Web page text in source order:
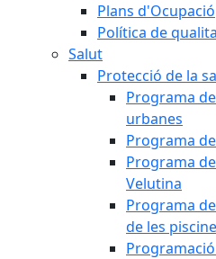
Plans d'Ocupació
Política de
Salut
Protecció de la
Programa
urbanes
Programa
Programa
Velutina
Programa
de les